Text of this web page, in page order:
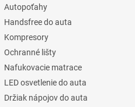
Autopoťahy
Handsfree do auta
Kompresory
Ochranné lišty
Nafukovacie matrace
LED osvetlenie do auta
Držiak nápojov do auta